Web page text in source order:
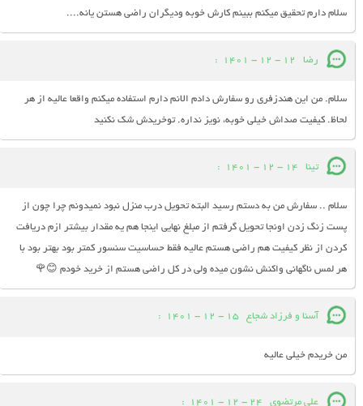
سلام دارم تحقیق میکنم ببینم کارش خوبه ودیگران راضی هستن یانه....
رضا 12 - 12 - 1401
:
سلام. من این هندزفری رو سفارش دادم الانم دارم استفاده میکنم واقعا عالیه از هر
لحاظ. کیفیت صداش خیلی خوبه، نویز نداره. توخریدش شک نکنید
تینا 14 - 12 - 1401
:
سلام .. سفارش من به دستم رسید البته تحویل درب منزل نبود نمیدونم چرا چون از
پست زنگ زدن اونجا تحویل گرفتم از مبلغ نهایی اینجا هم یه مقدار بیشتر ازم دریافت
کردن از نظر کیفیت هم راضی هستم عالیه فقط حساسیت سنسور کمتر بود بهتر بود با
هر لمس ناگهانی واکنش نشون میده ولی در کل راضی هستم از خرید خودم 😊🌹
آسنا و فرزاد شجاع 15 - 12 - 1401
:
من خریدم خیلی عالیه
علی مرتضوی 24 - 12 - 1401
: